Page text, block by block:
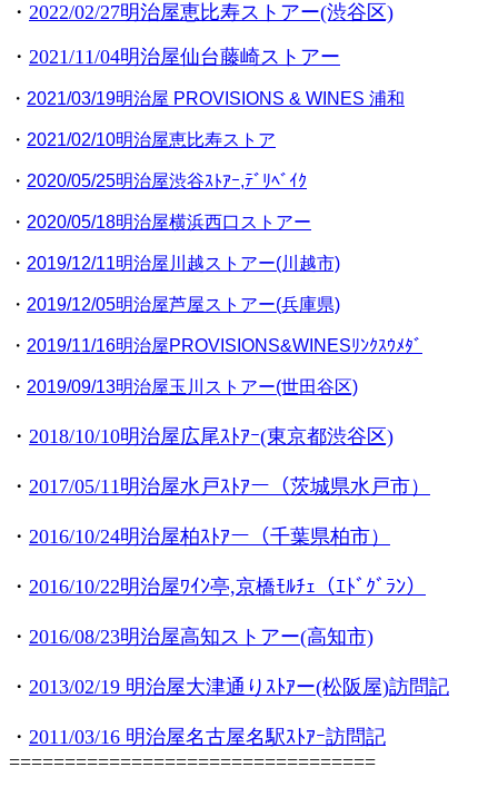
・ 2022/02/27明治屋恵比寿ストアー(渋谷区)
・ 2021/11/04明治屋仙台藤崎ストアー
・ 2021/03/19明治屋 PROVISIONS & WINES 浦和
・ 2021/02/10明治屋恵比寿ストア
・ 2020/05/25明治屋渋谷ｽﾄｱｰ,ﾃﾞﾘﾍﾞｲｸ
・ 2020/05/18明治屋横浜西口ストアー
・ 2019/12/11明治屋川越ストアー(川越市)
・ 2019/12/05明治屋芦屋ストアー(兵庫県)
・ 2019/11/16明治屋PROVISIONS&WINESﾘﾝｸｽｳﾒﾀﾞ
・ 2019/09/13明治屋玉川ストアー(世田谷区)
・ 2018/10/10明治屋広尾ｽﾄｱｰ(東京都渋谷区)
・ 2017/05/11明治屋水戸ｽﾄｱー（茨城県水戸市）
・ 2016/10/24明治屋柏ｽﾄｱー（千葉県柏市）
・ 2016/10/22明治屋ﾜｲﾝ亭,京橋ﾓﾙﾁｪ（ｴﾄﾞｸﾞﾗﾝ）
・ 2016/08/23明治屋高知ストアー(高知市)
・ 2013/02/19 明治屋大津通りｽﾄｱー(松阪屋)訪問記
・ 2011/03/16 明治屋名古屋名駅ｽﾄｱｰ訪問記
=================================